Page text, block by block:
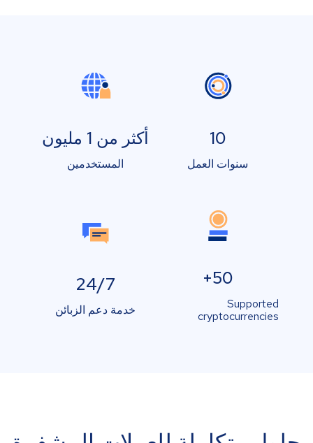
10
سنوات العمل
أكثر من 1 مليون
المستخدمين
50+
Supported
cryptocurrencies
24/7
خدمة دعم الزبائن